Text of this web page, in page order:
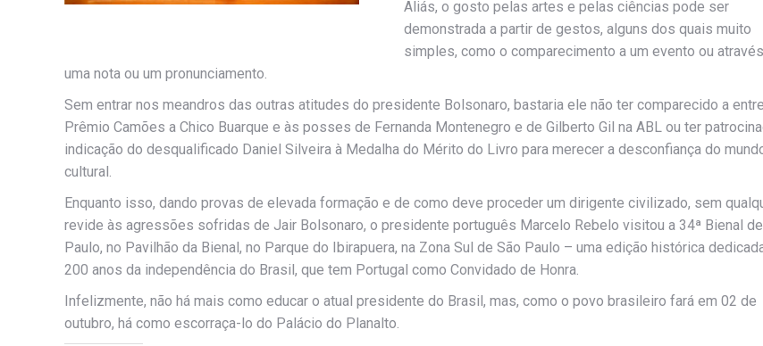
Aliás, o gosto pelas artes e pelas ciências pode ser
demonstrada a partir de gestos, alguns dos quais muito
simples, como o comparecimento a um evento ou
uma nota ou um pronunciamento.
Sem entrar nos meandros das outras atitudes do presidente Bolsonaro, bastaria ele não ter comparecido a
Prêmio Camões a Chico Buarque e às posses de Fernanda Montenegro e de Gilberto Gil na ABL ou ter
indicação do desqualificado Daniel Silveira à Medalha do Mérito do Livro para merecer a desconfiança do
cultural.
Enquanto isso, dando provas de elevada formação e de como deve proceder um dirigente civilizado, sem
revide às agressões sofridas de Jair Bolsonaro, o presidente português Marcelo Rebelo visitou a 34ª Bienal
Paulo, no Pavilhão da Bienal, no Parque do Ibirapuera, na Zona Sul de São Paulo – uma edição histórica
200 anos da independência do Brasil, que tem Portugal como Convidado de Honra.
Infelizmente, não há mais como educar o atual presidente do Brasil, mas, como o povo brasileiro fará em 02 de
outubro, há como escorraça-lo do Palácio do Planalto.